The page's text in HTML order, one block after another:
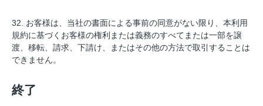
32. お客様は、当社の書面による事前の同意がない限り、本利用
規約に基づくお客様の権利または義務のすべてまたは一部を譲
渡、移転、請求、下請け、またはその他の方法で取引することは
できません。
終了